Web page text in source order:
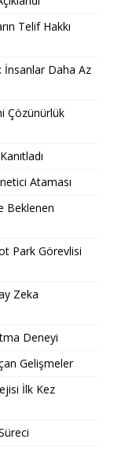
Telif Hakkı
İnsanlar Daha Az
Çözünürlük
Ataması
Beklenen
Park Görevlisi
Zeka
Deneyi
Gelişmeler
İlk Kez